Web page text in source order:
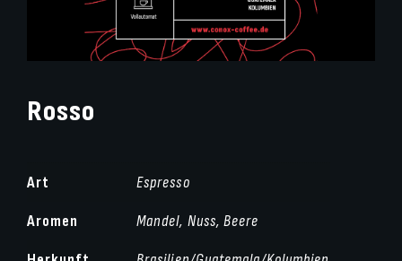
Rosso
Art Espresso
Aromen Mandel, Nuss, Beere